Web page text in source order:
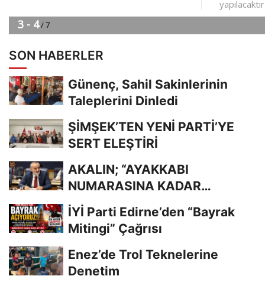
SON HABERLER
Günenç, Sahil Sakinlerinin
Taleplerini Dinledi
ŞİMŞEK’TEN YENİ PARTİ’YE
SERT ELEŞTİRİ
AKALIN; “AYAKKABI
NUMARASINA KADAR
BİLİYORDUNUZ, ADRESİNİ Mİ
UNUTTUNUZ?”
İYİ Parti Edirne’den “Bayrak
Mitingi” Çağrısı
Enez’de Trol Teknelerine
Denetim